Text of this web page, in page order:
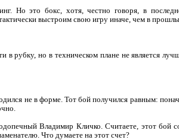
это бокс, хотя, честно говоря, в
выстроим свою игру иначе, чем в
рубку, но в техническом плане не является
не в форме. Тот бой получился равным:
Владимир Кличко. Считаете, этот бой
Что думаете на этот счет?